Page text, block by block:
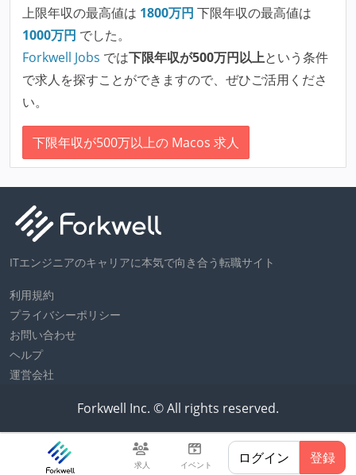
求人 イベント ログイン 登録
上限年収の最高値は 1800万円 下限年収の最高値は
1000万円 でした。
Forkwell Jobs では下限年収が500万円以上という条件
で求人を探すことができますので、ぜひご活用くださ
い。
下限年収が500万以上の Macos 求人
ITエンジニアのキャリアに本気で向き合う転職サイト
利用規約
プライバシーポリシー
お問い合わせ
ヘルプ
運営会社
Forkwell Inc. © All rights reserved.